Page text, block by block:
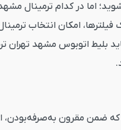
امکان انتخاب
اتوبوس مشهد تهران
ضمن مقرون به‌صرفه‌بودن،